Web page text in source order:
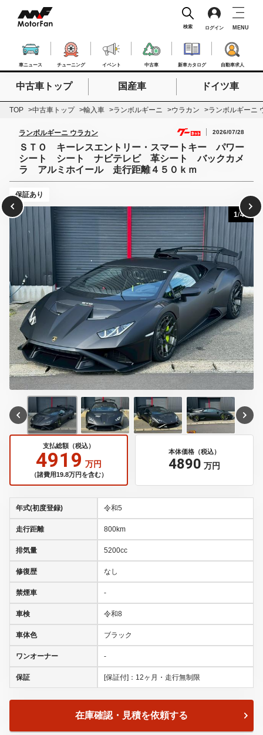
車ニュース チューニング イベント 中古車 新車カタログ 自動車求人
検索 ログイン MENU
検索したいキーワードを入力
検索
中古車トップ 国産車 ドイツ車
TOP 中古車トップ 輸入車 ランボルギーニ ウラカン ランボルギーニ
ランボルギーニ ウラカン 2026/07/28
ＳＴＯ キーレスエントリー・スマートキー パワー
シート シート ナビテレビ 革シート バックカメ
ラ アルミホイール 走行距離４５０ｋｍ
保証あり
1/40
支払総額（税込）
4919 万円
（諸費用19.8万円を含む）
本体価格（税込）
4890 万円
年式(初度登録) 令和5
走行距離 800km
排気量 5200cc
修復歴 なし
禁煙車 -
車検 令和8
車体色 ブラック
ワンオーナー -
保証 [保証付]：12ヶ月・走行無制限
在庫確認・見積を依頼する